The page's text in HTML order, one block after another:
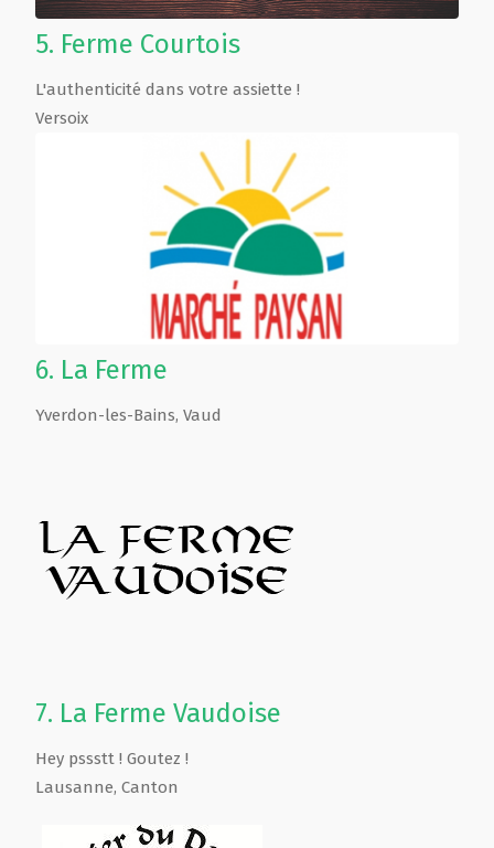
5. Ferme Courtois
L'authenticité dans votre assiette !
Versoix
6. La Ferme
Yverdon-les-Bains, Vaud
7. La Ferme Vaudoise
Hey pssstt ! Goutez !
Lausanne, Canton